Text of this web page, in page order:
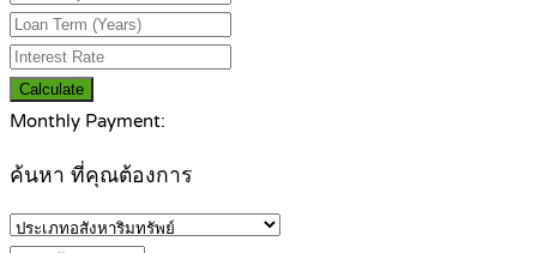
Calculate
Monthly Payment:
ค้นหา ที่คุณต้องการ